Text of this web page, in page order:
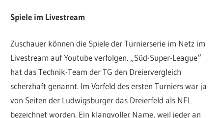
Spiele im Livestream
Zuschauer können die Spiele der Turnierserie im Netz im
Livestream auf Youtube verfolgen. „Süd-Super-League“
hat das Technik-Team der TG den Dreiervergleich
scherzhaft genannt. Im Vorfeld des ersten Turniers war ja
von Seiten der Ludwigsburger das Dreierfeld als NFL
bezeichnet worden. Ein klangvoller Name, weil jeder an